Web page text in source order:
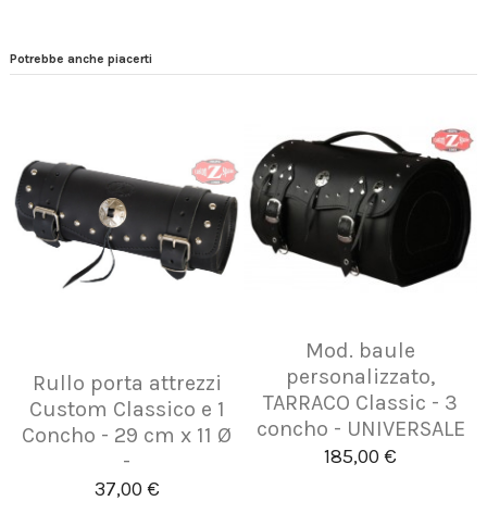
Potrebbe anche piacerti
Rullo porta attrezzi
Custom Classico e 1
Concho - 29 cm x 11 Ø
-
37,00 €
Mod. baule
personalizzato,
TARRACO Classic - 3
concho - UNIVERSALE
185,00 €